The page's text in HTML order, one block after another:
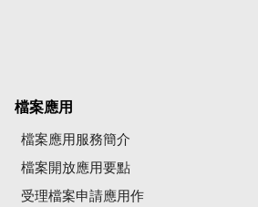
檔案應用
檔案應用服務簡介
檔案開放應用要點
受理檔案申請應用作